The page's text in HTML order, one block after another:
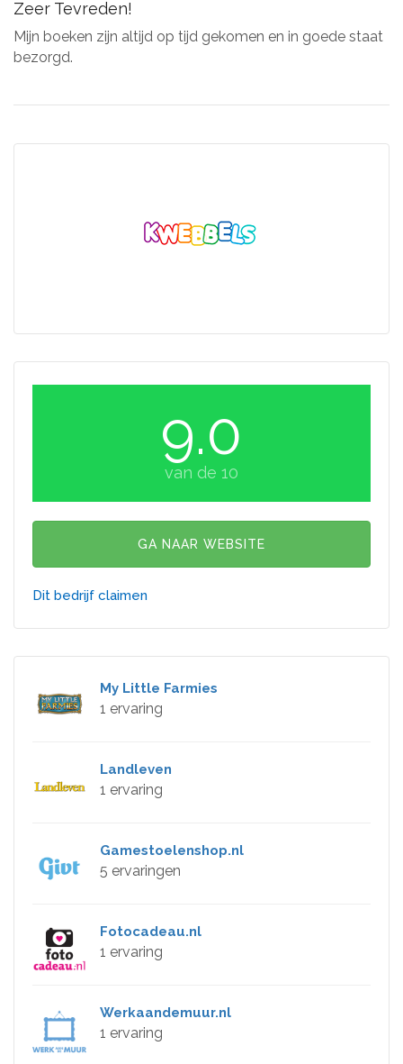
Zeer Tevreden!
Mijn boeken zijn altijd op tijd gekomen en in goede staat
bezorgd.
9.0
van de 10
GA NAAR WEBSITE
Dit bedrijf claimen
My Little Farmies
1 ervaring
Landleven
1 ervaring
Gamestoelenshop.nl
5 ervaringen
Fotocadeau.nl
1 ervaring
Werkaandemuur.nl
1 ervaring